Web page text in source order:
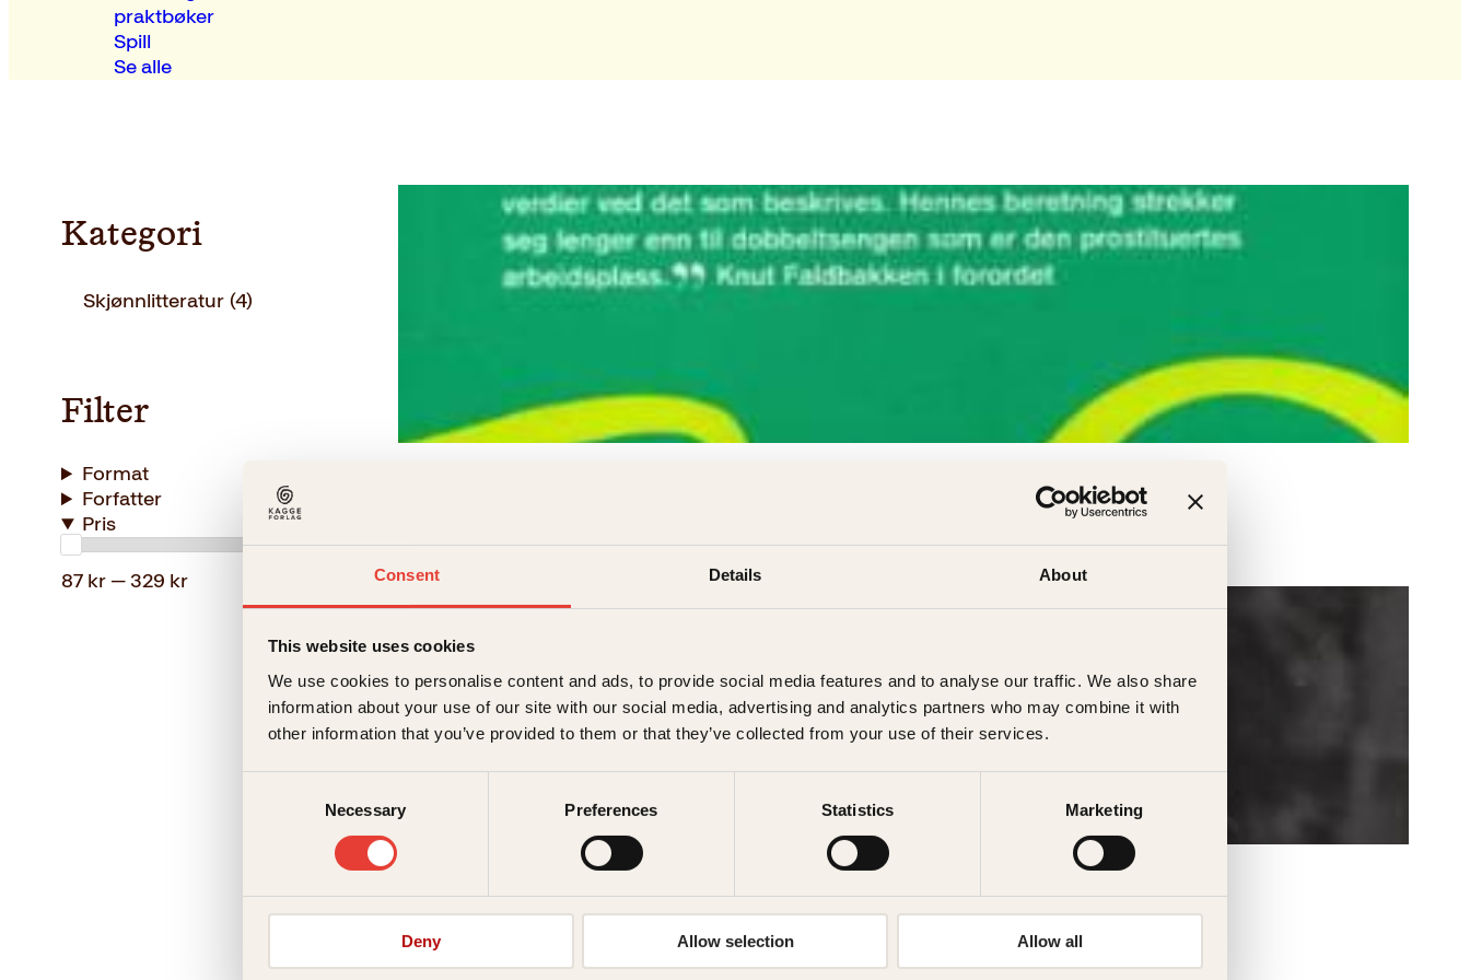
Consent Details About
This website uses cookies
We use cookies to personalise content and ads, to provide social media features and to analyse our traffic. We also share
information about your use of our site with our social media, advertising and analytics partners who may combine it with
other information that you’ve provided to them or that they’ve collected from your use of their services.
Necessary Preferences Statistics Marketing
Deny Allow selection Allow all
praktbøker
Spill
Se alle
Kategori
Skjønnlitteratur (4)
Filter
Format
Forfatter
Pris
87 kr — 329 kr Innbundet
Hun som bar skammen
Pocket99krO
87krN
Les mer